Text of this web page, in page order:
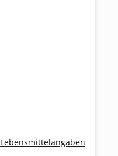
Lebensmittelangaben